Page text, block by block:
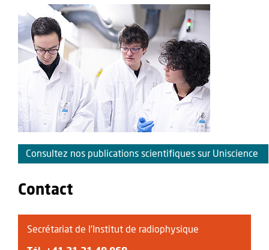
Consultez nos publications scientifiques sur Uniscience
Contact
Secrétariat de l'Institut de radiophysique